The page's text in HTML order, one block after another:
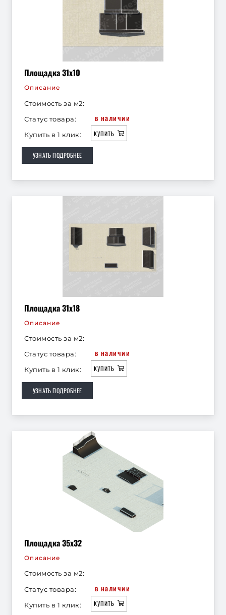
Площадка 31х10
Описание
Стоимость за м2:
Статус товара:
в наличии
Купить в 1 клик: КУПИТЬ
УЗНАТЬ ПОДРОБНЕЕ
Площадка 31х18
Описание
Стоимость за м2:
Статус товара:
в наличии
Купить в 1 клик: КУПИТЬ
УЗНАТЬ ПОДРОБНЕЕ
Площадка 35х32
Описание
Стоимость за м2:
Статус товара:
в наличии
Купить в 1 клик: КУПИТЬ